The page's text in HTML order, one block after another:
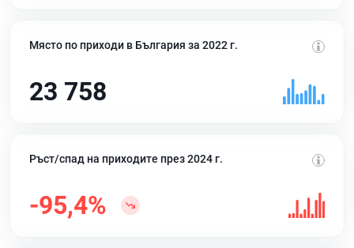
Място по приходи в България за 2022 г.
23 758
Ръст/спад на приходите през 2024 г.
-95,4%